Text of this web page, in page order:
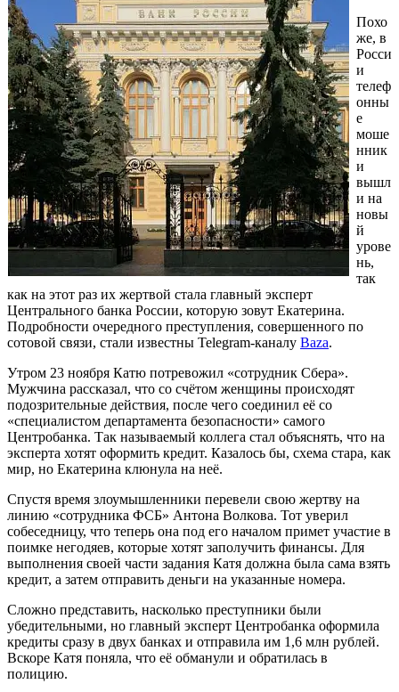
Похо
же, в
Росси
и
телеф
онны
е
моше
нник
и
вышл
и на
новы
й
урове
нь,
так
как на этот раз их жертвой стала главный эксперт
Центрального банка России, которую зовут Екатерина.
Подробности очередного преступления, совершенного по
сотовой связи, стали известны Telegram-каналу Baza.
Утром 23 ноября Катю потревожил «сотрудник Сбера».
Мужчина рассказал, что со счётом женщины происходят
подозрительные действия, после чего соединил её со
«специалистом департамента безопасности» самого
Центробанка. Так называемый коллега стал объяснять, что на
эксперта хотят оформить кредит. Казалось бы, схема стара, как
мир, но Екатерина клюнула на неё.
Спустя время злоумышленники перевели свою жертву на
линию «сотрудника ФСБ» Антона Волкова. Тот уверил
собеседницу, что теперь она под его началом примет участие в
поимке негодяев, которые хотят заполучить финансы. Для
выполнения своей части задания Катя должна была сама взять
кредит, а затем отправить деньги на указанные номера.
Сложно представить, насколько преступники были
убедительными, но главный эксперт Центробанка оформила
кредиты сразу в двух банках и отправила им 1,6 млн рублей.
Вскоре Катя поняла, что её обманули и обратилась в
полицию.